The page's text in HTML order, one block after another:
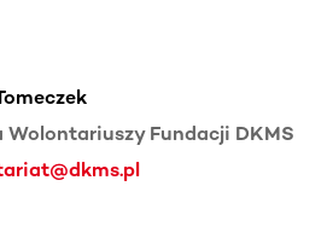
Wolontariuszy Fundacji DKMS